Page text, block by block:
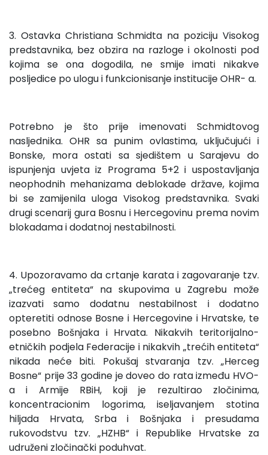
3. Ostavka Christiana Schmidta na poziciju Visokog
predstavnika, bez obzira na razloge i okolnosti pod
kojima se ona dogodila, ne smije imati nikakve
posljedice po ulogu i funkcionisanje institucije OHR- a.
Potrebno je što prije imenovati Schmidtovog
nasljednika. OHR sa punim ovlastima, uključujući i
Bonske, mora ostati sa sjedištem u Sarajevu do
ispunjenja uvjeta iz Programa 5+2 i uspostavljanja
neophodnih mehanizama deblokade države, kojima
bi se zamijenila uloga Visokog predstavnika. Svaki
drugi scenarij gura Bosnu i Hercegovinu prema novim
blokadama i dodatnoj nestabilnosti.
4. Upozoravamo da crtanje karata i zagovaranje tzv.
„trećeg entiteta“ na skupovima u Zagrebu može
izazvati samo dodatnu nestabilnost i dodatno
opteretiti odnose Bosne i Hercegovine i Hrvatske, te
posebno Bošnjaka i Hrvata. Nikakvih teritorijalno-
etničkih podjela Federacije i nikakvih „trećih entiteta“
nikada neće biti. Pokušaj stvaranja tzv. „Herceg
Bosne“ prije 33 godine je doveo do rata između HVO-
a i Armije RBiH, koji je rezultirao zločinima,
koncentracionim logorima, iseljavanjem stotina
hiljada Hrvata, Srba i Bošnjaka i presudama
rukovodstvu tzv. „HZHB“ i Republike Hrvatske za
udruženi zločinački poduhvat.